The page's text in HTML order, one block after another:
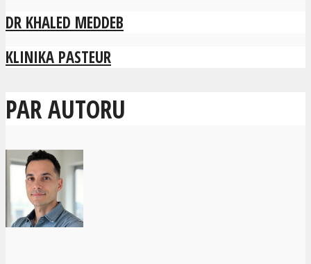
DR KHALED MEDDEB
KLINIKA PASTEUR
PAR AUTORU